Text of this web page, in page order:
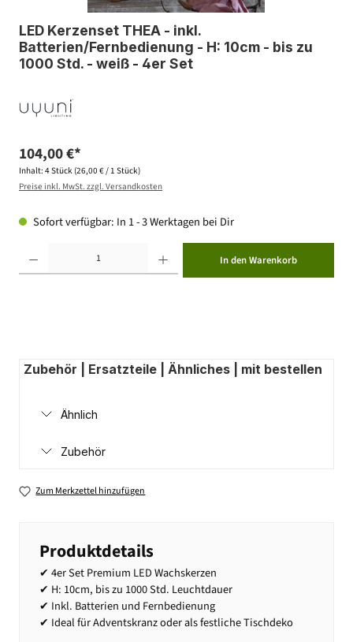
LED Kerzenset THEA - inkl.
Batterien/Fernbedienung - H: 10cm - bis zu
1000 Std. - weiß - 4er Set
104,00 €*
Inhalt: 4 Stück (26,00 € / 1 Stück)
Preise inkl. MwSt. zzgl. Versandkosten
Sofort verfügbar: In 1 - 3 Werktagen bei Dir
In den Warenkorb
Zubehör | Ersatzteile | Ähnliches | mit bestellen
Ähnlich
Zubehör
Zum Merkzettel hinzufügen
Produktdetails
✔ 4er Set Premium LED Wachskerzen
✔ H: 10cm, bis zu 1000 Std. Leuchtdauer
✔ Inkl. Batterien und Fernbedienung
✔ Ideal für Adventskranz oder als festliche Tischdeko